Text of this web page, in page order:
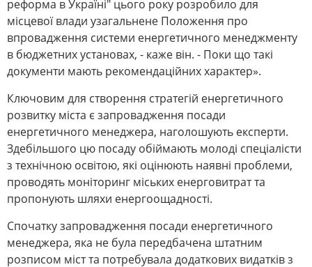
реформа в Україні" цього року розробило для
місцевої влади узагальнене Положення про
впровадження системи енергетичного менеджменту
в бюджетних установах, - каже він. - Поки що такі
документи мають рекомендаційних характер».
Ключовим для створення стратегій енергетичного
розвитку міста є запровадження посади
енергетичного менеджера, наголошують експерти.
Здебільшого цю посаду обіймають молоді спеціалісти
з технічною освітою, які оцінюють наявні проблеми,
проводять моніторинг міських енерговитрат та
пропонують шляхи енергоощадності.
Спочатку запровадження посади енергетичного
менеджера, яка не була передбачена штатним
розписом міст та потребувала додаткових видатків з